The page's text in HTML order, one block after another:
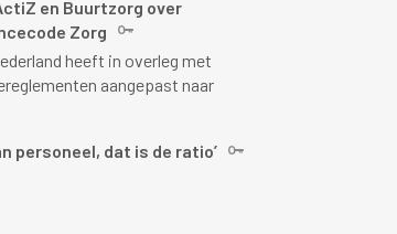
en Buurtzorg over
Zorg
heeft in overleg met
aangepast naar
personeel, dat is de ratio’